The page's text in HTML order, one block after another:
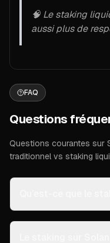
🧠 Le staking
aussi plus de
FAQ
Questions
Questions courantes sur
traditionnel vs staking